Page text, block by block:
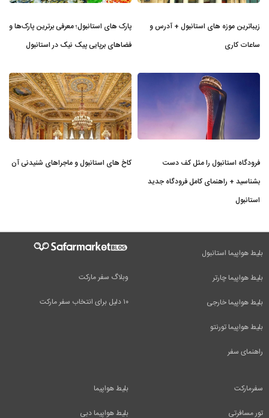
زیباترین موزه‌ های استانبول + آدرس و
ساعات کاری
پارک های استانبول؛ معرفی برترین پارک‌ها و
فضاهای برپایی پیک نیک در استانبول
فرودگاه استانبول را مثل کف دست
بشناسید + راهنمای کامل فرودگاه جدید
استانبول
کاخ های استانبول و ماجراهای شنیدنی آن
وبلاگ سفر مارکت
۱۰ دلیل برای انتخاب سفر مارکت
بلیط هواپیما استانبول
بلیط هواپیما چارتر
بلیط هواپیما خارجی
بلیط هواپیما تورنتو
راهنمای سفر
بلیط هواپیما
بلیط هواپیما دبی
سفرمارکت
تور مسافرتی